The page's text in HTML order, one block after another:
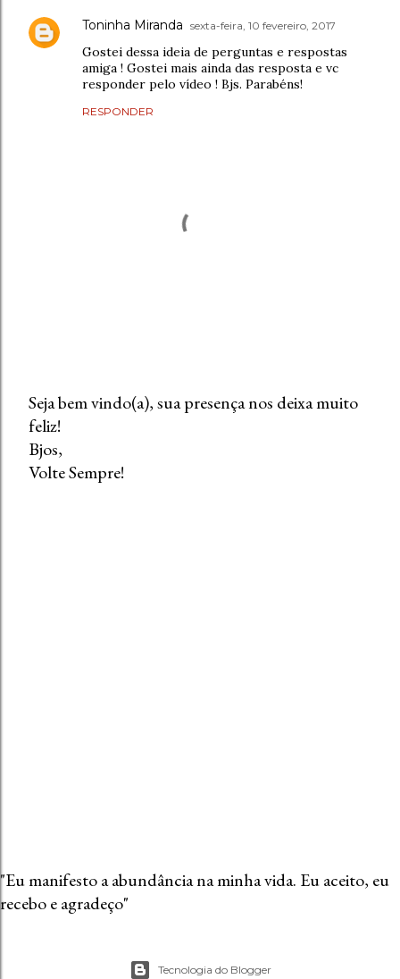
Toninha Miranda sexta-feira, 10 fevereiro, 2017
Gostei dessa ideia de perguntas e respostas
amiga ! Gostei mais ainda das resposta e vc
responder pelo vídeo ! Bjs. Parabéns!
RESPONDER
P
o
s
Seja bem vindo(a), sua presença nos deixa muito
feliz!
Bjos,
Volte Sempre!
"Eu manifesto a abundância na minha vida. Eu aceito, eu
recebo e agradeço"
Tecnologia do Blogger